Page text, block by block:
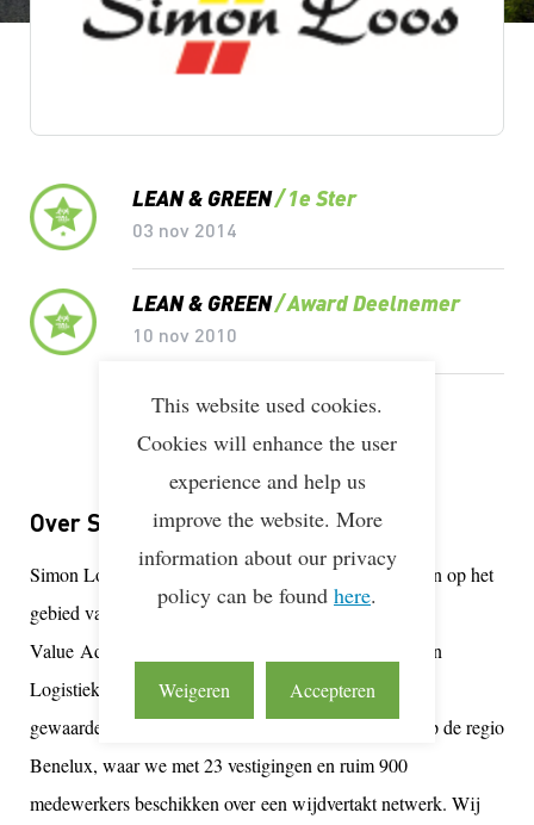
Lean & Green Milestones
LEAN & GREEN 1e Ster
03 nov 2014
LEAN & GREEN Award Deelnemer
10 nov 2010
LEAN & GREEN Deelnemer
10 mrt 2013
Over Simon Loos
Simon Loos verzorgt hoogwaardige logistieke diensten op het
gebied van Transport , Warehouse,
Value Added
(VAL), Logistieke planning en
Logistieke consultancy. We zijn al sinds 1938 een
gewaardeerde logistiek dienstverlener. De focus ligt op de regio
Benelux, waar we met 23 vestigingen en ruim 900
medewerkers beschikken overeen wijdvertakt netwerk. Wij
This website used cookies.
Cookies will enhance the user
experience and help us
improve the website. More
information about our privacy
policy can be found here.
Weigeren Accepteren